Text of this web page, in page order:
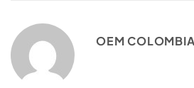
OEM COLOMBIA